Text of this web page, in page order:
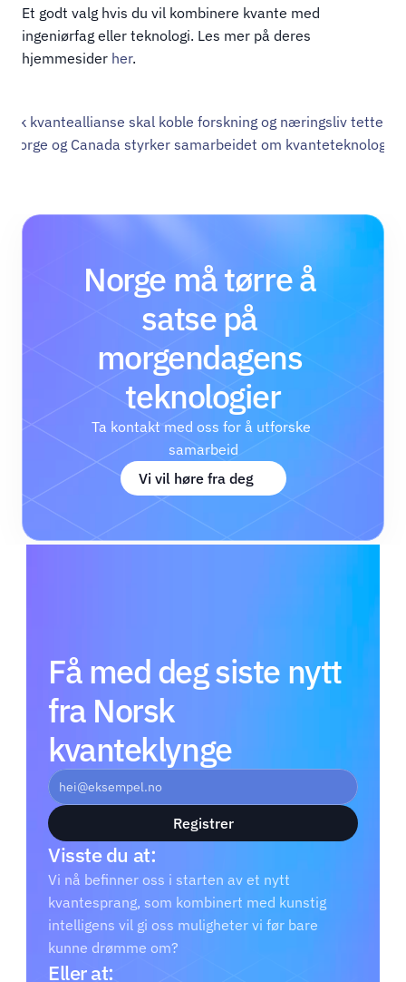
Et godt valg hvis du vil kombinere kvante med
ingeniørfag eller teknologi. Les mer på deres
hjemmesider her.
kvanteallianse skal koble forskning og næringsliv tettere
Norge og Canada styrker samarbeidet om kvanteteknologi ›
Norge må tørre å
satse på
morgendagens
teknologier
Ta kontakt med oss for å utforske
samarbeid
Vi vil høre fra deg
Få med deg siste nytt
fra Norsk
kvanteklynge
Registrer
Visste du at:
Vi nå befinner oss i starten av et nytt
kvantesprang, som kombinert med kunstig
intelligens vil gi oss muligheter vi før bare
kunne drømme om?
Eller at: